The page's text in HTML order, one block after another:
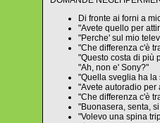
Di fronte ai forni a
"Avete quello per
"Perche' sul mio
"Che differenza c'è
"Questo costa di più
"Ah, non e' Sony?"
"Quella sveglia ha la
"Avete autoradio per
"Che differenza c'è
"Buonasera, senta,
"Volevo una spina